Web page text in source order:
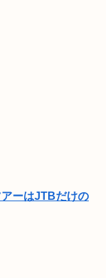
ーはJTBだけの